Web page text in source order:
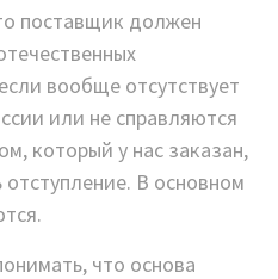
поставщик должен
вообще отсутствует
или не справляются
который у нас заказан,
В основном
что основа